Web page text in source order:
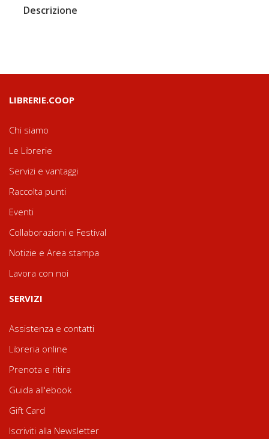
Descrizione
LIBRERIE.COOP
Chi siamo
Le Librerie
Servizi e vantaggi
Raccolta punti
Eventi
Collaborazioni e Festival
Notizie e Area stampa
Lavora con noi
SERVIZI
Assistenza e contatti
Libreria online
Prenota e ritira
Guida all'ebook
Gift Card
Iscriviti alla Newsletter